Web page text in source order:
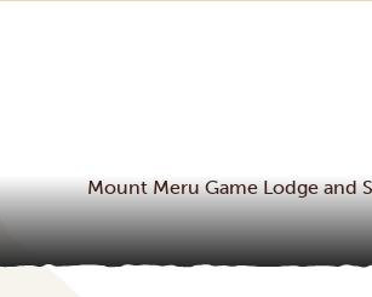
Mount Meru Game Lodge and